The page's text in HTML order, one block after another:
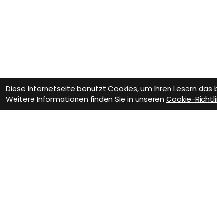
Diese Internetseite benutzt Cookies, um Ihren Lesern
Weitere Informationen finden Sie in unseren Cookie-